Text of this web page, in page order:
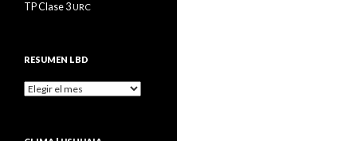
TP Clase 3URC
RESUMEN LBD
Resumen